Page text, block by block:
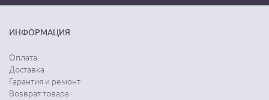
ИНФОРМАЦИЯ
Оплата
Доставка
Гарантия и ремонт
Возврат товара